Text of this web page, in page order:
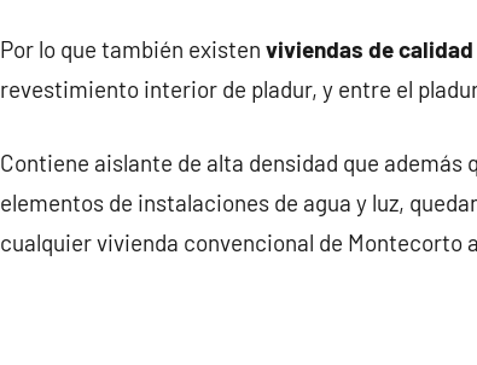
Por lo que también existen viviendas de
revestimiento interior de pladur, y entre el
Contiene aislante de alta densidad que
elementos de instalaciones de agua y luz,
cualquier vivienda convencional de Montecorto